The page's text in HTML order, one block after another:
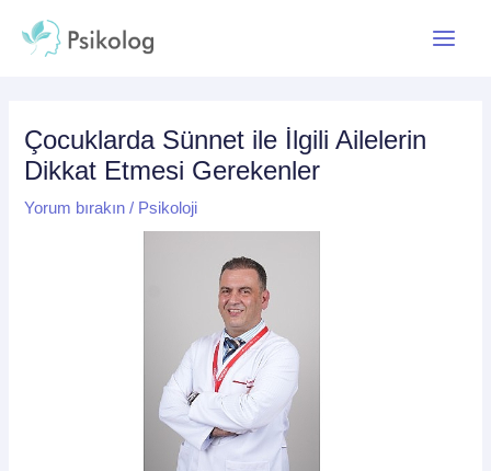
atla
Çocuklarda Sünnet ile İlgili Ailelerin
Dikkat Etmesi Gerekenler
Yorum bırakın / Psikoloji
dolaşımı